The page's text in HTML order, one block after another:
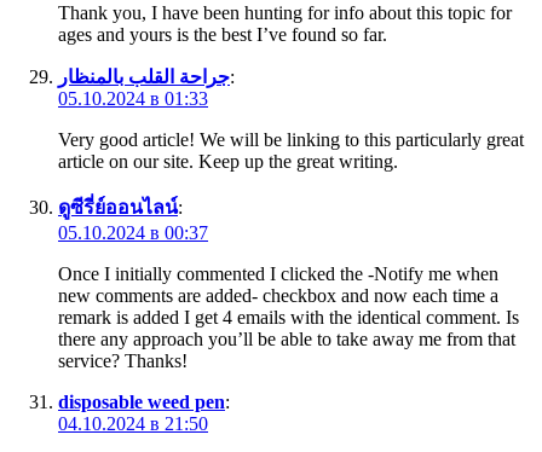
Thank you, I have been hunting for info about this topic for
ages and yours is the best I’ve found so far.
جراحة القلب بالمنظار:
05.10.2024 в 01:33
Very good article! We will be linking to this particularly great
article on our site. Keep up the great writing.
ดูซีรี่ย์ออนไลน์:
05.10.2024 в 00:37
Once I initially commented I clicked the -Notify me when
new comments are added- checkbox and now each time a
remark is added I get 4 emails with the identical comment. Is
there any approach you’ll be able to take away me from that
service? Thanks!
disposable weed pen:
04.10.2024 в 21:50